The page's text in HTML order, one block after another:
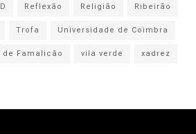
Reflexão Religião
Ribeirão
Trofa
Universidade de Coimbra
de Famalicão vila verde xadrez